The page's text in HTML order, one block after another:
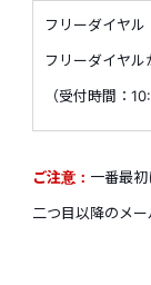
フリーダイヤル
フリーダイヤ
（受付時間：
ご注意： 一番最
二つ目以降のメー